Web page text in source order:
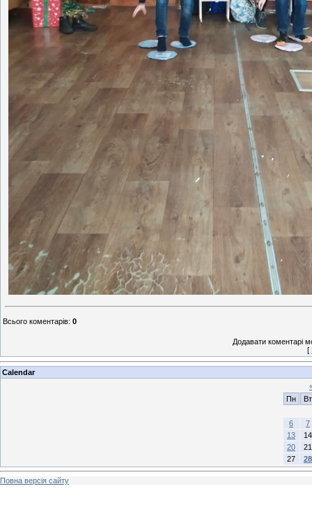
Всього коментарів: 0
Додавати коментарі
[
Calendar
Пн
Вт
6
7
13
14
20
21
27
28
Повна версія сайту